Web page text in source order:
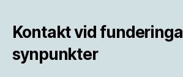
Kontakt vid
synpunkter